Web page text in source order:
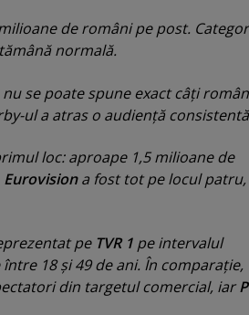
de români pe post.
normală.
se poate spune exact câţi
ul a atras o audienţă
loc: aproape 1,5 milioane de
Eurovisiona fost tot pe locul patru,
pe TVR 1 pe intervalul
18 şi 49 de ani. În comparaţie,
din targetul comercial, iar